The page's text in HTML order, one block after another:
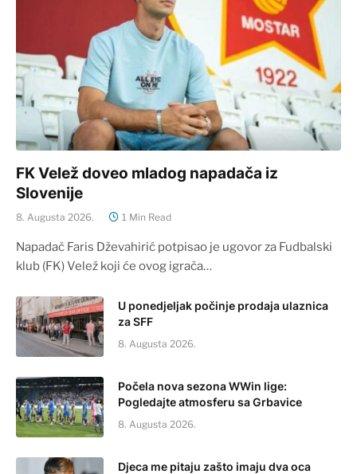
FK Velež doveo mladog napadača iz
Slovenije
8. Augusta 2026. 1 Min Read
Napadač Faris Dževahirić potpisao je ugovor za Fudbalski
klub (FK) Velež koji će ovog igrača…
U ponedjeljak počinje prodaja ulaznica
za SFF
8. Augusta 2026.
Počela nova sezona WWin lige:
Pogledajte atmosferu sa Grbavice
8. Augusta 2026.
Djeca me pitaju zašto imaju dva oca